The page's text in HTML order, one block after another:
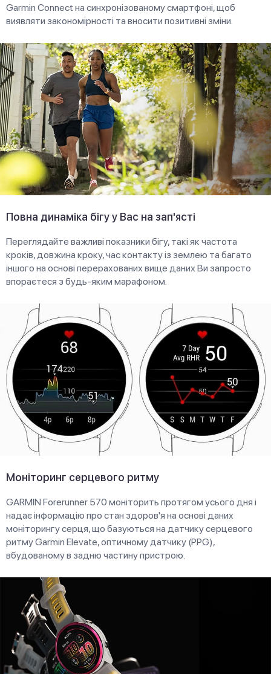
Garmin Connect на синхронізованому смартфоні, щоб
виявляти закономірності та вносити позитивні зміни.
Повна динаміка бігу у Вас на зап'ясті
Переглядайте важливі показники бігу, такі як частота
кроків, довжина кроку, час контакту із землею та багато
іншого на основі перерахованих вище даних Ви запросто
впораєтеся з будь-яким марафоном.
Моніторинг серцевого ритму
GARMIN Forerunner 570 моніторить протягом усього дня і
надає інформацію про стан здоров'я на основі даних
моніторингу серця, що базуються на датчику серцевого
ритму Garmin Elevate, оптичному датчику (PPG),
вбудованому в задню частину пристрою.